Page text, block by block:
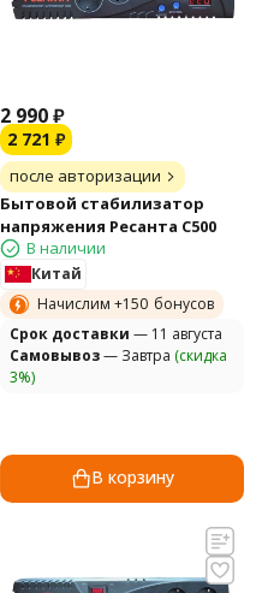
2 990₽
2 721 ₽
после авторизации
Бытовой стабилизатор
напряжения Ресанта С500
В наличии
Китай
Начислим +150 бонусов
Cрок доставки — 11 августа
Самовывоз— Завтра (скидка
3%)
В корзину